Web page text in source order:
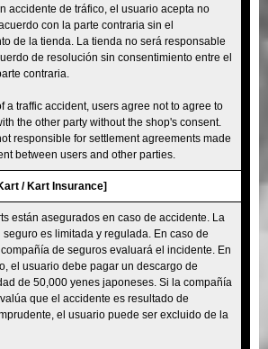
accidente de tráfico, el usuario acepta no
con la parte contraria sin el
de la tienda. La tienda no será responsable
de resolución sin consentimiento entre el
contraria.
a traffic accident, users agree not to agree to
the other party without the shop's consent.
responsible for settlement agreements made
between users and other parties.
/ Kart Insurance]
están asegurados en caso de accidente. La
es limitada y regulada. En caso de
de seguros evaluará el incidente. En
el usuario debe pagar un descargo de
de 50,000 yenes japoneses. Si la compañía
que el accidente es resultado de
el usuario puede ser excluido de la